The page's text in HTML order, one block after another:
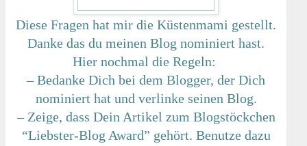
Diese Fragen hat mir die Küstenmami gestellt.
Danke das du meinen Blog nominiert hast.
Hier nochmal die Regeln:
– Bedanke Dich bei dem Blogger, der Dich
nominiert hat und verlinke seinen Blog.
– Zeige, dass Dein Artikel zum Blogstöckchen
“Liebster-Blog Award” gehört. Benutze dazu